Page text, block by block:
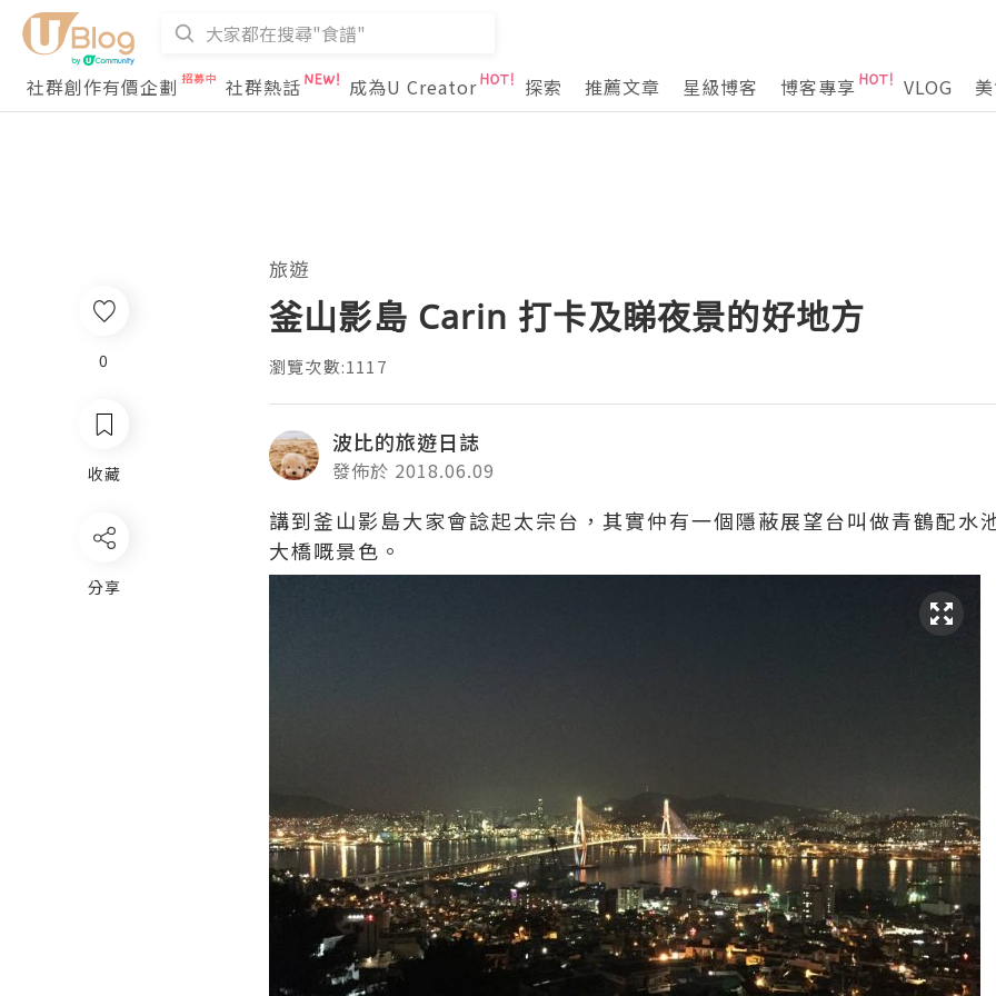
社群創作有價企劃
社群熱話 成為U Creator 探索 推薦文章 星級博客 博客專享 VLOG
0
收藏
分享
旅遊
釜山影島 Carin 打卡及睇夜景的好地方
瀏覽次數:1117
波比的旅遊日誌
發佈於 2018.06.09
講到釜山影島大家會諗起太宗台，其實仲有一個隱蔽展望台叫做青鶴配水
大橋嘅景色。